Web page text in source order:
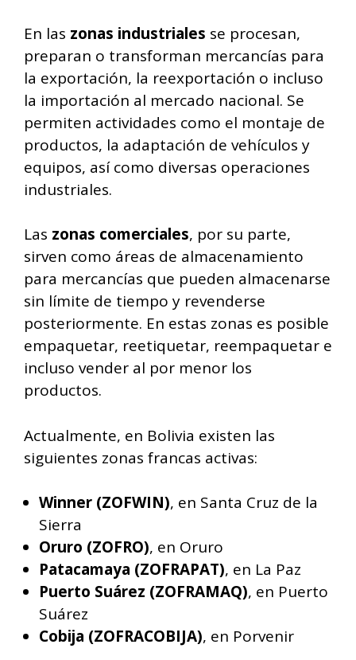
En las zonas industriales se procesan,
preparan o transforman mercancías para
la exportación, la reexportación o incluso
la importación al mercado nacional. Se
permiten actividades como el montaje de
productos, la adaptación de vehículos y
equipos, así como diversas operaciones
industriales.
Las zonas comerciales, por su parte,
sirven como áreas de almacenamiento
para mercancías que pueden almacenarse
sin límite de tiempo y revenderse
posteriormente. En estas zonas es posible
empaquetar, reetiquetar, reempaquetar e
incluso vender al por menor los
productos.
Actualmente, en Bolivia existen las
siguientes zonas francas activas:
Winner (ZOFWIN), en Santa Cruz de la
Sierra
Oruro (ZOFRO), en Oruro
Patacamaya (ZOFRAPAT), en La Paz
Puerto Suárez (ZOFRAMAQ), en Puerto
Suárez
Cobija (ZOFRACOBIJA), en Porvenir